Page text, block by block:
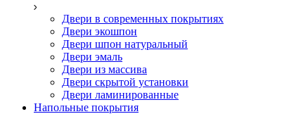
Двери в современных покрытиях
Двери экошпон
Двери шпон натуральный
Двери эмаль
Двери из массива
Двери скрытой установки
Двери ламинированные
Напольные покрытия